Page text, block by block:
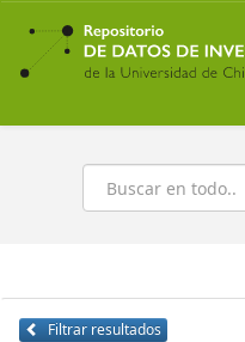
Ir
contenido
principal
Buscar
Filtrar resultados